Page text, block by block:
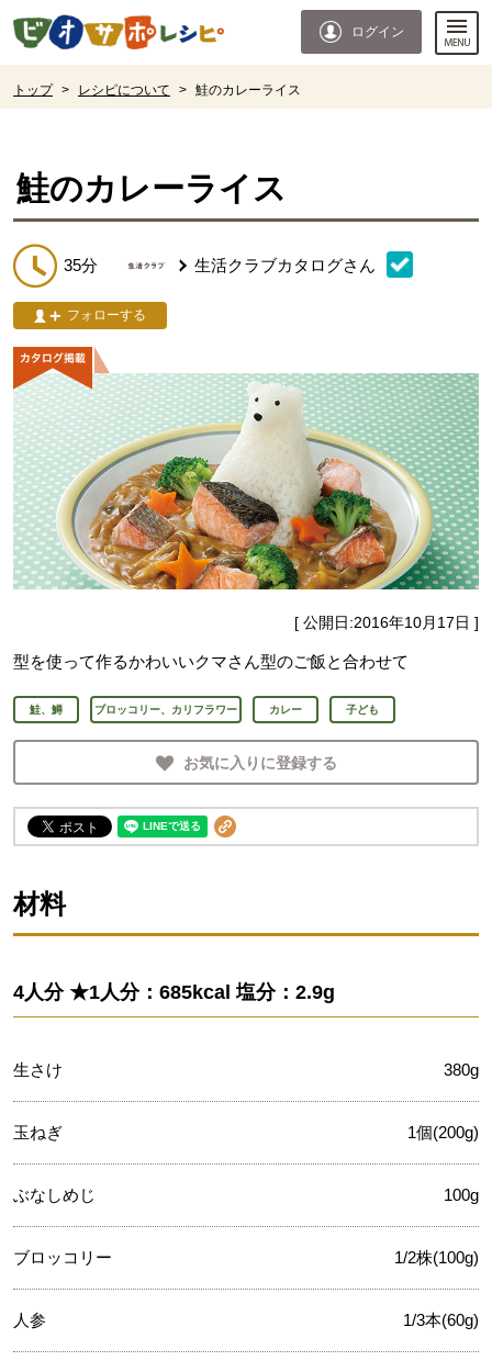
ページの先頭です。
ログイン
トップ > レシピについて > 鮭のカレーライス
鮭のカレーライス
35分 生活クラブカタログさん
フォローする
[ 公開日:2016年10月17日 ]
型を使って作るかわいいクマさん型のご飯と合わせて
鮭、鱒 ブロッコリー、カリフラワー カレー 子ども
お気に入りに登録する
材料
4人分 ★1人分：685kcal 塩分：2.9g
生さけ 380g
玉ねぎ 1個(200g)
ぶなしめじ 100g
ブロッコリー 1/2株(100g)
人参 1/3本(60g)